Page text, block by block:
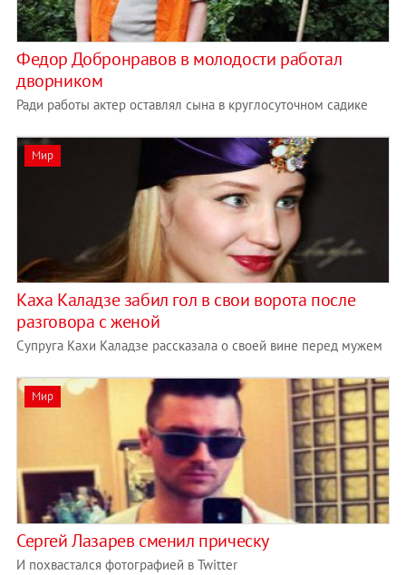
Федор Добронравов в молодости работал
дворником
Ради работы актер оставлял сына в круглосуточном садике
Мир
Каха Каладзе забил гол в свои ворота после
разговора с женой
Супруга Кахи Каладзе рассказала о своей вине перед мужем
Мир
Сергей Лазарев сменил прическу
И похвастался фотографией в Twitter